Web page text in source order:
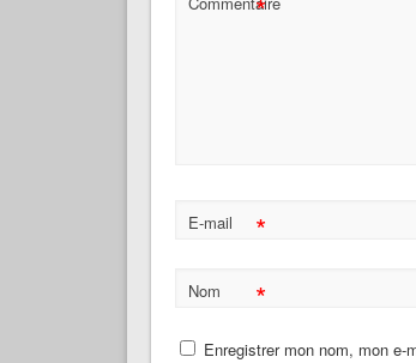
*
E-mail *
Nom *
Enregistrer mon nom, mon e-